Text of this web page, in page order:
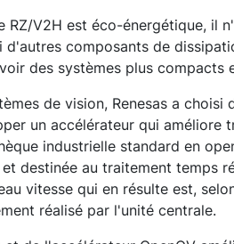
RZ/V2H est éco-énergétique, il
composants de
des systèmes plus compacts
de vision, Renesas a choisi
un accélérateur qui améliore
industrielle standard en
destinée au traitement temps
vitesse qui en résulte est, selon
réalisé par l'unité centrale.